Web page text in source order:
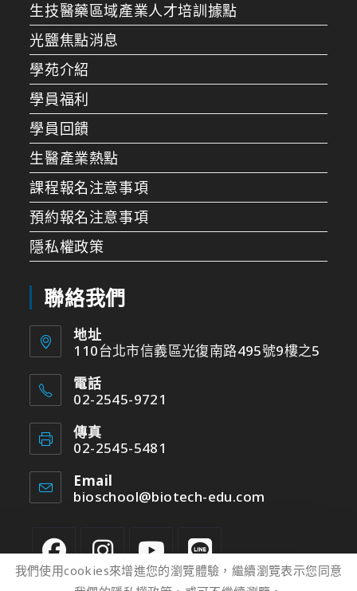
生技醫藥區域產業人才培訓據點
光鹽焦點消息
學苑介紹
學員福利
學員回饋
生醫產業熱點
課程報名注意事項
預約報名注意事項
隱私權政策
聯絡我們
地址
110台北市信義區光復南路495號9樓之5
電話
02-2545-9721
傳真
02-2545-5481
Email
bioschool@biotech-edu.com
我們使用cookies來增進您的瀏覽體驗，繼續瀏覽表示您同意